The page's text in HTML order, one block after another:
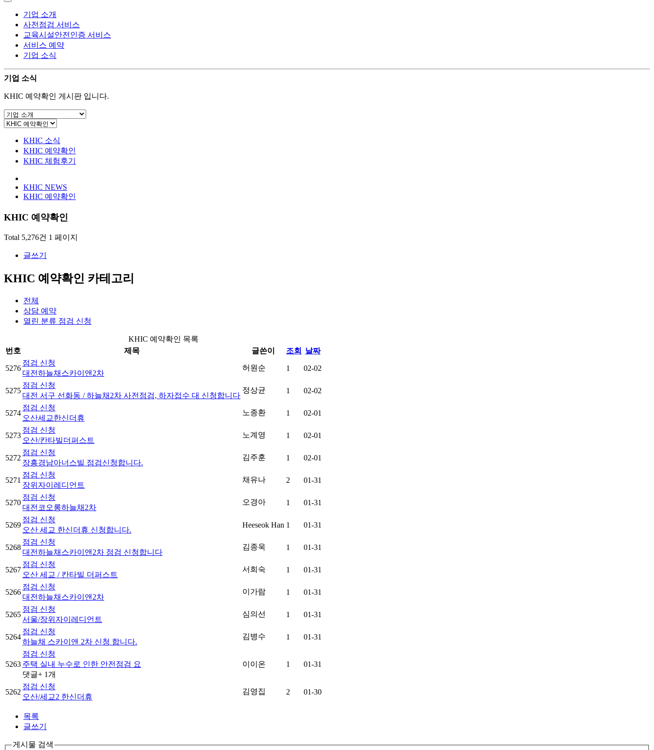
기업 소개
사전점검 서비스
교육시설안전인증 서비스
서비스 예약
기업 소식
기업 소식
KHIC 예약확인 게시판 입니다.
KHIC 소식
KHIC 예약확인
KHIC 체험후기
KHIC NEWS
KHIC 예약확인
KHIC 예약확인
Total 5,276건 1 페이지
글쓰기
KHIC 예약확인 카테고리
전체
상담 예약
열린 분류 점검 신청
KHIC 예약확인 목록
번호
제목 글쓴이 조회 날짜
5276
점검 신청
대전하늘채스카이앤2차
허원순 1 02-02
5275
점검 신청
대전 서구 선화동 / 하늘채2차 사전점검, 하자접수 대 신청합니다
정상균 1 02-02
5274
점검 신청
오산세교한신더휴
노종환 1 02-01
5273
점검 신청
오산/칸타빌더퍼스트
노계영 1 02-01
5272
점검 신청
장흥경남아너스빌 점검신청합니다.
김주훈 1 02-01
5271
점검 신청
장위자이레디언트
채유나 2 01-31
5270
점검 신청
대전코오롱하늘채2차
오경아 1 01-31
5269
점검 신청
오산 세교 한신더휴 신청합니다.
Heeseok Han 1 01-31
5268
점검 신청
대전하늘채스카이앤2차 점검 신청합니다
김종욱 1 01-31
5267
점검 신청
오산 세교 / 칸타빌 더퍼스트
서희숙 1 01-31
5266
점검 신청
대전하늘채스카이앤2차
이가람 1 01-31
5265
점검 신청
서울/장위자이레디언트
심의선 1 01-31
5264
점검 신청
하늘채 스카이앤 2차 신청 합니다.
김병수 1 01-31
5263
점검 신청
주택 실내 누수로 인한 안전점검 요
댓글+ 1개
이이온 1 01-31
5262
점검 신청
오산/세교2 한신더휴
김영집 2 01-30
목록
글쓰기
게시물 검색